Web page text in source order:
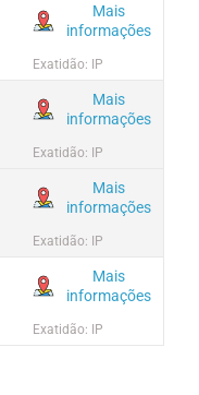
Mais
informações
Exatidão: IP
Mais
informações
Exatidão: IP
Mais
informações
Exatidão: IP
Mais
informações
Exatidão: IP